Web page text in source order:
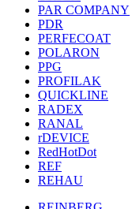
PAR COMPANY
PDR
PERFECOAT
POLARON
PPG
PROFILAK
QUICKLINE
RADEX
RANAL
rDEVICE
RedHotDot
REF
REHAU